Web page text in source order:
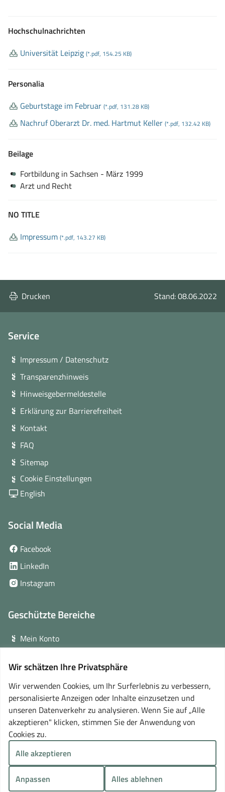
Wir schätzen Ihre Privatsphäre
Wir verwenden Cookies, um Ihr Surferlebnis zu verbessern,
personalisierte Anzeigen oder Inhalte einzusetzen und
unseren Datenverkehr zu analysieren. Wenn Sie auf „Alle
akzeptieren" klicken, stimmen Sie der Anwendung von
Cookies zu.
Anpassen Alles ablehnen
Alle akzeptieren
Hochschulnachrichten
Universität Leipzig (*.pdf, 154.25 KB)
Personalia
Geburtstage im Februar (*.pdf, 131.28 KB)
Nachruf Oberarzt Dr. med. Hartmut Keller (*.pdf, 132.42 KB)
Beilage
Fortbildung in Sachsen - März 1999
Arzt und Recht
NO TITLE
Impressum (*.pdf, 143.27 KB)
Drucken Stand: 08.06.2022
Service
Impressum / Datenschutz
Transparenzhinweis
Hinweisgebermeldestelle
Erklärung zur Barrierefreiheit
Kontakt
FAQ
Sitemap
Cookie Einstellungen
English
Social Media
Facebook
Fenster)
LinkedIn
neuem
Instagram(öffnet
Fenster)
Geschützte Bereiche
Mein Konto
Online-Lernplattform(öffnet
in
neuem
Fenster)
Partner